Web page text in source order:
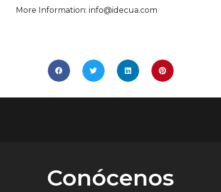
More Information:info@idecua.com
Conócenos